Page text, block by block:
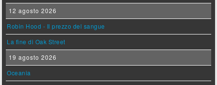
12 agosto 2026
Robin Hood - Il prezzo del sangue
La fine di Oak Street
19 agosto 2026
Oceania